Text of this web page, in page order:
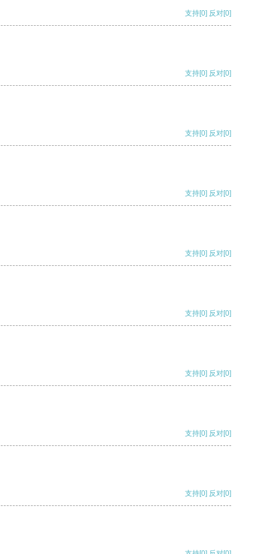
支持[0] 反对[0]
支持[0] 反对[0]
支持[0] 反对[0]
支持[0] 反对[0]
支持[0] 反对[0]
支持[0] 反对[0]
支持[0] 反对[0]
支持[0] 反对[0]
支持[0] 反对[0]